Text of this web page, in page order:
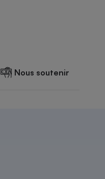
Nous soutenir